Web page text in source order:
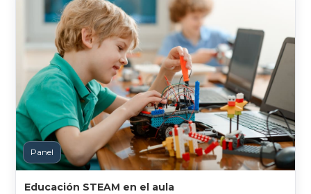
Panel
Educación STEAM en el aula